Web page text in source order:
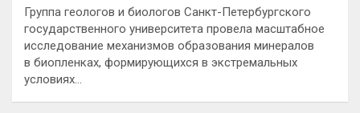
Группа геологов и биологов Санкт-Петербургского
государственного университета провела масштабное
исследование механизмов образования минералов
в биопленках, формирующихся в экстремальных
условиях…